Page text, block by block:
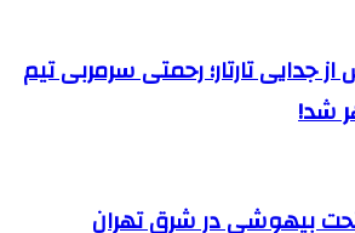
جدایی تارتار؛ رحمتی سرمربی تیم
شد!
بیهوشی در شرق تهران